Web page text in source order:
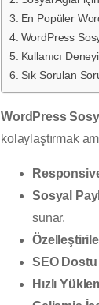
En Popüler
WordPress
Kullanıcı
Sık Sorulan
WordPress
kolaylaştırmak
Sosyal
sunar.
SEO Dostu
Hızlı